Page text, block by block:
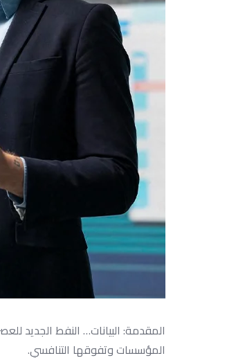
المقدمة: البيانات… النفط الجديد
المؤسسات وتفوقها التنافسي.